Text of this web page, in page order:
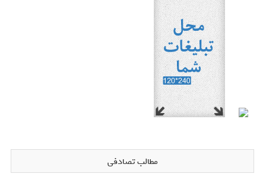
مطالب تصادفی